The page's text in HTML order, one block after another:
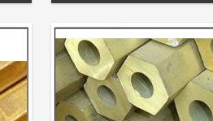
giác […]